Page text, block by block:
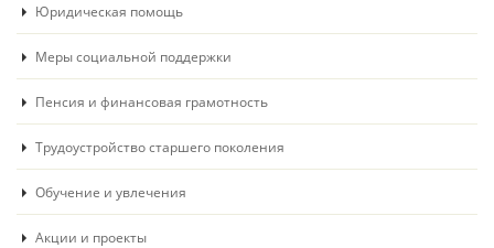
Юридическая помощь
Меры социальной поддержки
Пенсия и финансовая грамотность
Трудоустройство старшего поколения
Обучение и увлечения
Акции и проекты